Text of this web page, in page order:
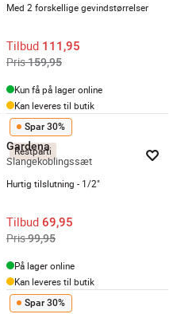
Med 2 forskellige gevindstørrelser
Tilbud 111,95
Pris159,95
Kun få på lager online
Kan leveres til butik
Restparti
Spar 30%
Gardena
Slangekoblingssæt
Hurtig tilslutning - 1/2"
Tilbud 69,95
Pris99,95
På lager online
Kan leveres til butik
Spar 30%